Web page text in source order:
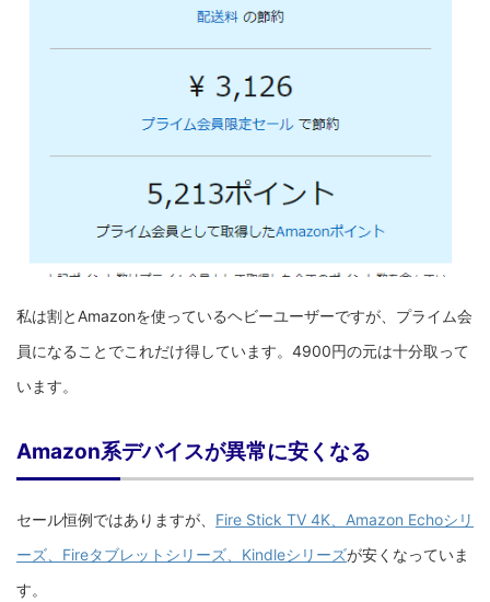
私は割とAmazonを使っているヘビーユーザーですが、プライム会
員になることでこれだけ得しています。4900円の元は十分取って
います。
Amazon系デバイスが異常に安くなる
セール恒例ではありますが、 Fire Stick TV 4K、Amazon Echoシリ
ーズ、Fireタブレットシリーズ、Kindleシリーズが安くなっていま
す。